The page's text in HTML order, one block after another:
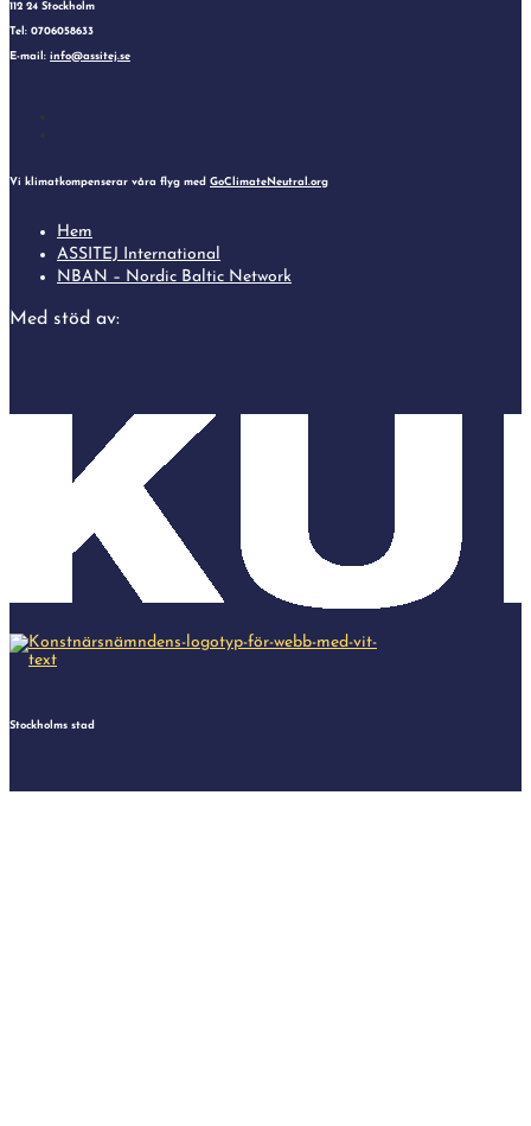
112 24 Stockholm
Tel: 0706058633
E-mail: info@assitej.se
Vi klimatkompenserar våra flyg med GoClimateNeutral.org
Hem
ASSITEJ International
NBAN – Nordic Baltic Network
Med stöd av:
Stockholms stad